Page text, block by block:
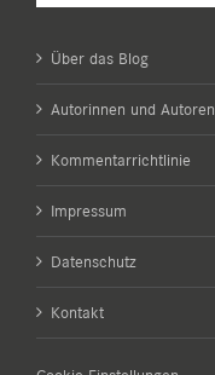
Über das Blog
Autorinnen und Autoren
Kommentarrichtlinie
Impressum
Datenschutz
Kontakt